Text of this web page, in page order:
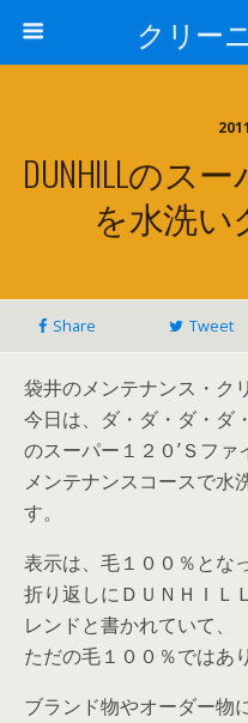
クリー
DUNHILLのス
を水洗い
Share Tweet
袋井のメンテナンス・ク
今日は、ダ・ダ・ダ・ダ
のスーパー１２０’Ｓフ
メンテナンスコースで水
す。
表示は、毛１００％とな
折り返しにＤＵＮＨＩＬ
レンドと書かれていて、
ただの毛１００％ではあ
ブランド物やオーダー物